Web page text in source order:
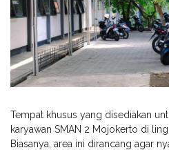
Tempat khusus yang disediakan
karyawan SMAN 2 Mojokerto di
Biasanya, area ini dirancang agar